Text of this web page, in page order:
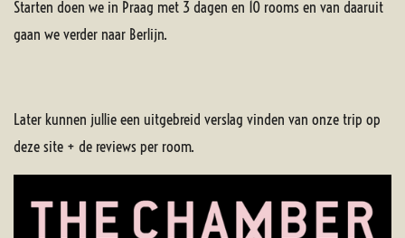
Starten doen we in Praag met 3 dagen en 10 rooms en van daaruit
gaan we verder naar Berlijn.
Later kunnen jullie een uitgebreid verslag vinden van onze trip op
deze site + de reviews per room.